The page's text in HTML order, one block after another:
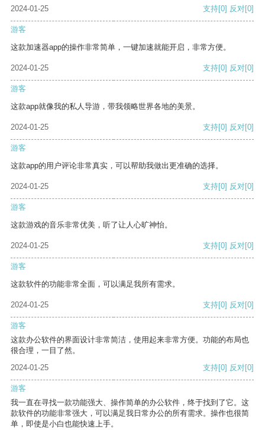
2024-01-25 支持[0] 反对[0]
游客
这款加速器app的操作非常简单，一键加速就能开启，非常方便。
2024-01-25 支持[0] 反对[0]
游客
这款app就像我的私人导游，带我领略世界各地的美景。
2024-01-25 支持[0] 反对[0]
游客
这款app的用户评论非常真实，可以帮助我做出更准确的选择。
2024-01-25 支持[0] 反对[0]
游客
这款游戏的音乐非常优美，听了让人心旷神怡。
2024-01-25 支持[0] 反对[0]
游客
这款软件的功能非常全面，可以满足我所有需求。
2024-01-25 支持[0] 反对[0]
游客
这款办公软件的界面设计非常简洁，使用起来非常方便。功能的布局也
很合理，一目了然。
2024-01-25
支持[0] 反对[0]
游客
我一直在寻找一款功能强大、操作简单的办公软件，终于找到了它。这
款软件的功能非常强大，可以满足我日常办公的所有需求。操作也很简
单，即使是小白也能快速上手。